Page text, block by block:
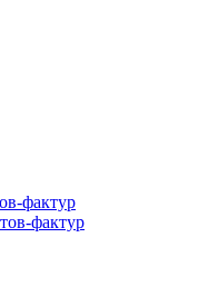
фактур
фактур